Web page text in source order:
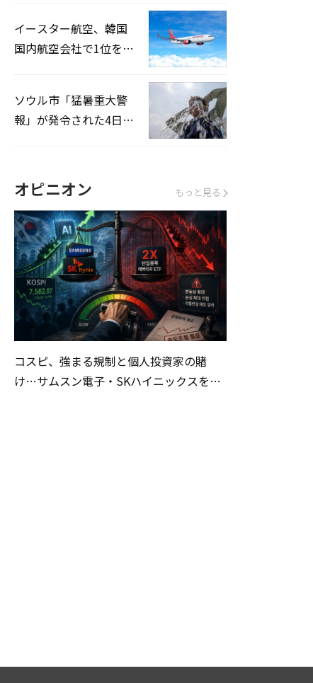
イースター航空、韓国
国内航空会社で1位を記
ソウル市「猛暑重大警
報」が発令された4日、
オピニオン もっと見る
コスピ、強まる規制と個人投資家の賭
け…サムスン電子・SKハイニックスを巡